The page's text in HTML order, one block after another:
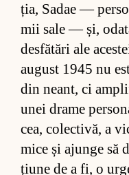
ția, Sa­dae —
mii sale — și,
desfă­tări ale
au­gust 1945 nu
din ne­ant, ci
unei drame
cea, co­lec­ti­vă, a
mice și ajunge să
țiune de a fi, o